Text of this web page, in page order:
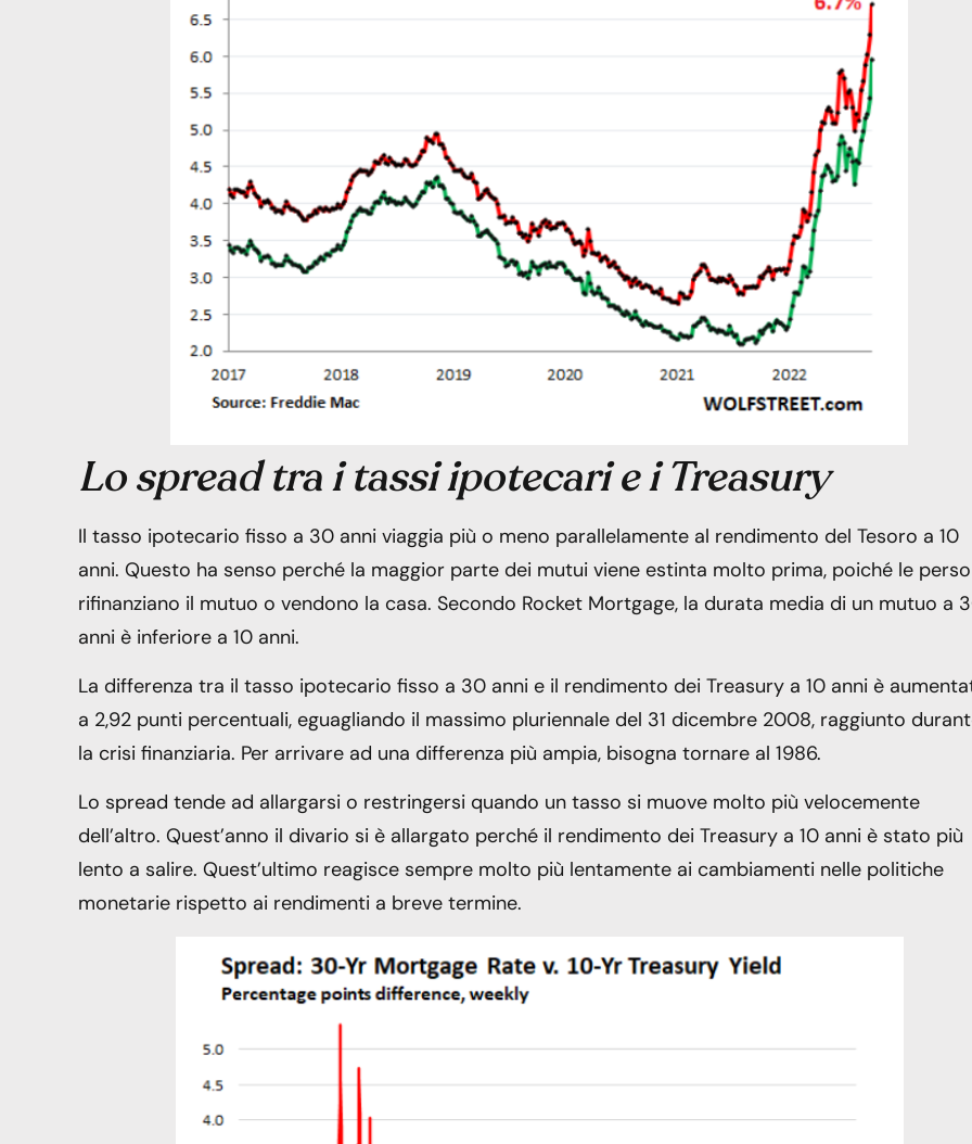
Lo spread tra i tassi ipotecari e i Treasury
Il tasso ipotecario fisso a 30 anni viaggia più o meno parallelamente al rendimento del Tesoro a 10
anni. Questo ha senso perché la maggior parte dei mutui viene estinta molto prima, poiché le
rifinanziano il mutuo o vendono la casa. Secondo Rocket Mortgage, la durata media di un mutuo a
anni è inferiore a 10 anni.
La differenza tra il tasso ipotecario fisso a 30 anni e il rendimento dei Treasury a 10 anni è
a 2,92 punti percentuali, eguagliando il massimo pluriennale del 31 dicembre 2008, raggiunto
la crisi finanziaria. Per arrivare ad una differenza più ampia, bisogna tornare al 1986.
Lo spread tende ad allargarsi o restringersi quando un tasso si muove molto più velocemente
dell’altro. Quest’anno il divario si è allargato perché il rendimento dei Treasury a 10 anni è stato più
lento a salire. Quest’ultimo reagisce sempre molto più lentamente ai cambiamenti nelle politiche
monetarie rispetto ai rendimenti a breve termine.